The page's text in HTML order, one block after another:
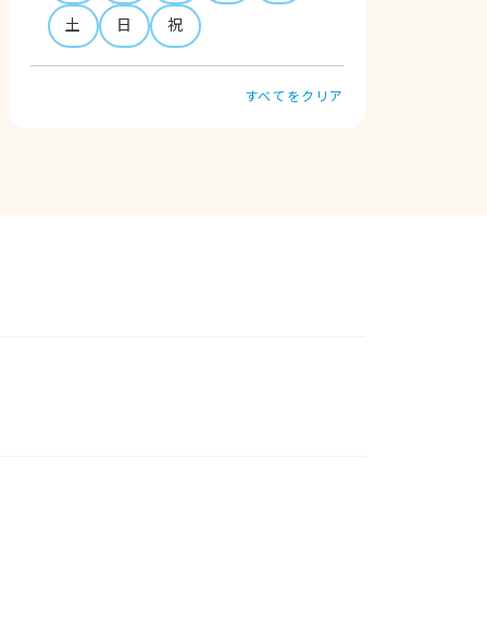
土
日 祝
すべてをクリア